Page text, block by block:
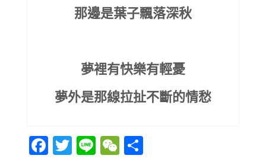
那邊是葉子飄落深秋
夢裡有快樂有輕憂
夢外是那線拉扯不斷的情愁
Facebook
Twitter
LineWeChat